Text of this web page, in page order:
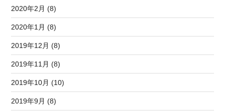
2020年2月 (8)
2020年1月 (8)
2019年12月 (8)
2019年11月 (8)
2019年10月 (10)
2019年9月 (8)